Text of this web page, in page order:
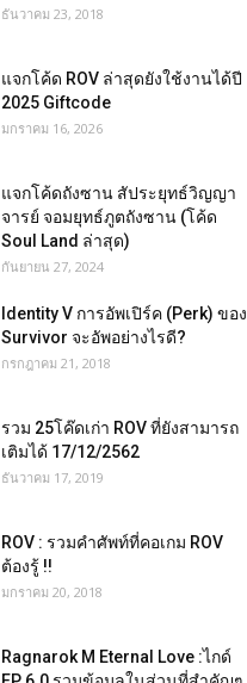
ธันวาคม 23, 2018
แจกโค้ด ROV ล่าสุดยังใช้งานได้ปี
2025 Giftcode
มกราคม 16, 2026
แจกโค้ดถังซาน สัประยุทธ์วิญญา
จารย์ จอมยุทธ์ภูตถังซาน (โค้ด
Soul Land ล่าสุด)
กันยายน 27, 2024
Identity V การอัพเปิร์ค (Perk) ของ
Survivor จะอัพอย่างไรดี?
กรกฎาคม 21, 2018
รวม 25โค๊ดเก่า ROV ที่ยังสามารถ
เติมได้ 17/12/2562
ธันวาคม 17, 2019
ROV : รวมคำศัพท์ที่คอเกม ROV
ต้องรู้ !!
มกราคม 20, 2018
Ragnarok M Eternal Love :ไกด์